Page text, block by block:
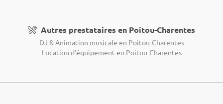
Autres prestataires en Poitou-Charentes
DJ & Animation musicale en Poitou-Charentes
Location d'équipement en Poitou-Charentes